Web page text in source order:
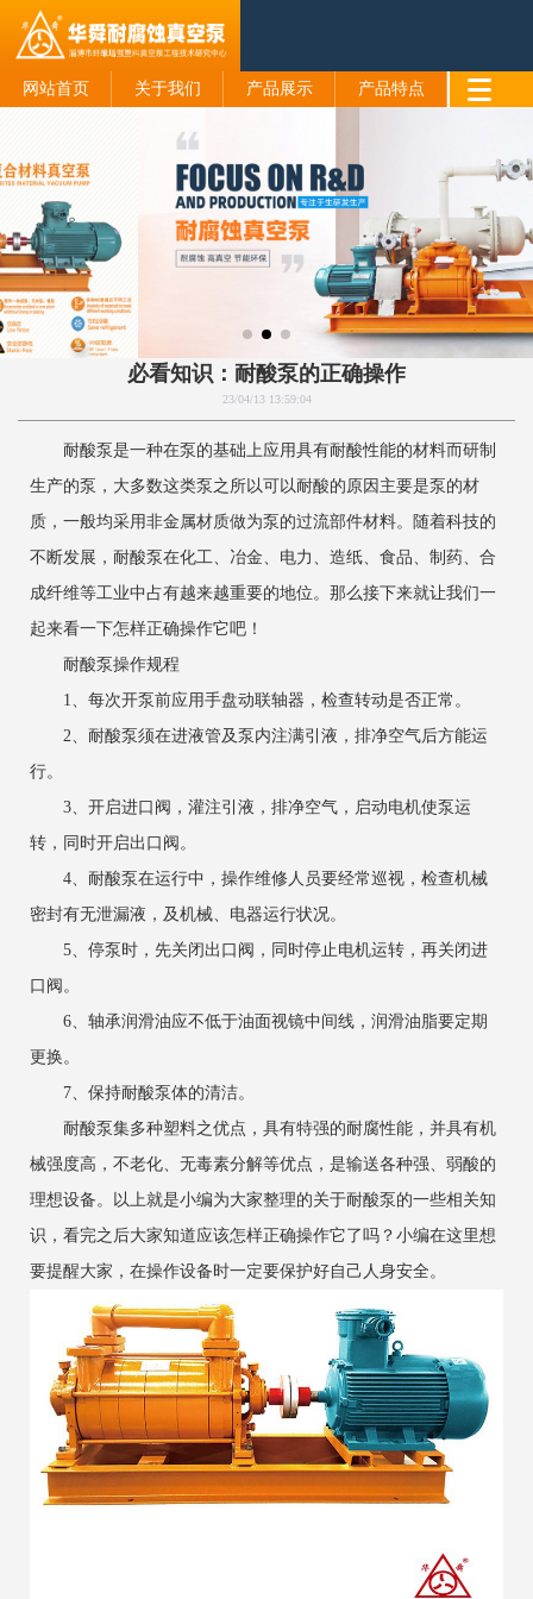
网站首页 关于我们 产品展示 产品特点
必看知识：耐酸泵的正确操作
23/04/13 13:59:04
耐酸泵是一种在泵的基础上应用具有耐酸性能的材料而研制
生产的泵，大多数这类泵之所以可以耐酸的原因主要是泵的材
质，一般均采用非金属材质做为泵的过流部件材料。随着科技的
不断发展，耐酸泵在化工、冶金、电力、造纸、食品、制药、合
成纤维等工业中占有越来越重要的地位。那么接下来就让我们一
起来看一下怎样正确操作它吧！
耐酸泵操作规程
1、每次开泵前应用手盘动联轴器，检查转动是否正常。
2、耐酸泵须在进液管及泵内注满引液，排净空气后方能运
行。
3、开启进口阀，灌注引液，排净空气，启动电机使泵运
转，同时开启出口阀。
4、耐酸泵在运行中，操作维修人员要经常巡视，检查机械
密封有无泄漏液，及机械、电器运行状况。
5、停泵时，先关闭出口阀，同时停止电机运转，再关闭进
口阀。
6、轴承润滑油应不低于油面视镜中间线，润滑油脂要定期
更换。
7、保持耐酸泵体的清洁。
耐酸泵集多种塑料之优点，具有特强的耐腐性能，并具有机
械强度高，不老化、无毒素分解等优点，是输送各种强、弱酸的
理想设备。以上就是小编为大家整理的关于耐酸泵的一些相关知
识，看完之后大家知道应该怎样正确操作它了吗？小编在这里想
要提醒大家，在操作设备时一定要保护好自己人身安全。